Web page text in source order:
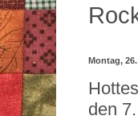
Montag,
den